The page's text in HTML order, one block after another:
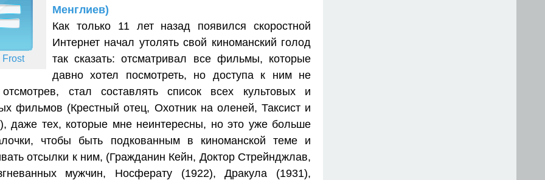
Frost
Менглиев)
Как только 11 лет назад появился скоростной
Интернет начал утолять свой киноманский голод
так сказать: отсматривал все фильмы, которые
давно хотел посмотреть, но доступа к ним не
стал составлять список всех культовых и
фильмов (Крестный отец, Охотник на оленей, Таксист и
даже тех, которые мне неинтересны, но это уже больше
чтобы быть подкованным в киноманской теме и
отсылки к ним, (Гражданин Кейн, Доктор Стрейнджлав,
мужчин, Носферату (1922), Дракула (1931),